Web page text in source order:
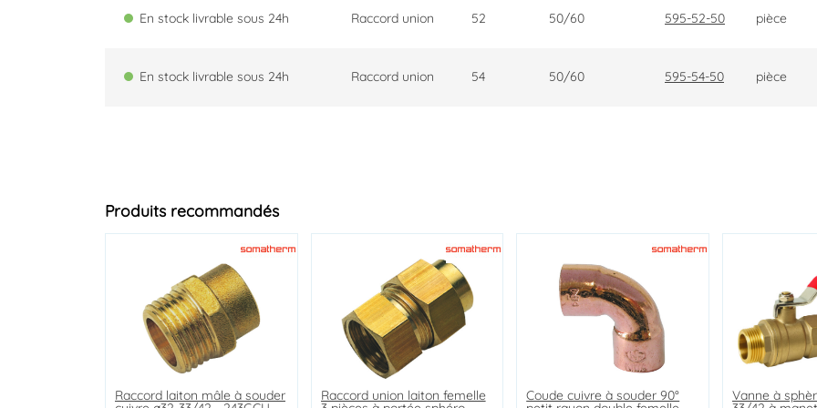
En stock livrable sous 24h Raccord union 52 50/60 595-52-50 pièce
En stock livrable sous 24h Raccord union 54 50/60 595-54-50 pièce
Produits recommandés
Raccord laiton mâle à souder Raccord union laiton femelle Coude cuivre à souder 90° Vanne à
Vanne à sphère double Raccord droit avec collet Courbe 90° grand rayon à Mamelon
Bouchon laiton brut mâle Coude laiton égal mâle Vanne à sphère double mâle Raccord